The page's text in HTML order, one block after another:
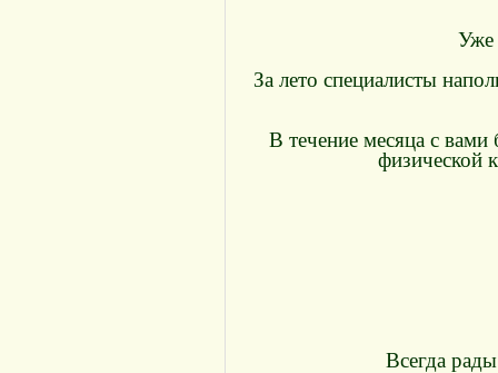
Уже
За лето специалисты
В течение месяца с вами
физической
Всегда